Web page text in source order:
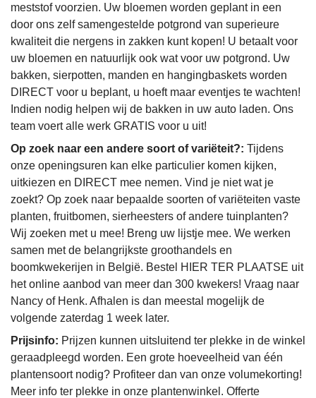
meststof voorzien. Uw bloemen worden geplant in een
door ons zelf samengestelde potgrond van superieure
kwaliteit die nergens in zakken kunt kopen! U betaalt voor
uw bloemen en natuurlijk ook wat voor uw potgrond. Uw
bakken, sierpotten, manden en hangingbaskets worden
DIRECT voor u beplant, u hoeft maar eventjes te wachten!
Indien nodig helpen wij de bakken in uw auto laden. Ons
team voert alle werk GRATIS voor u uit!
Op zoek naar een andere soort of variëteit?: Tijdens
onze openingsuren kan elke particulier komen kijken,
uitkiezen en DIRECT mee nemen. Vind je niet wat je
zoekt? Op zoek naar bepaalde soorten of variëteiten vaste
planten, fruitbomen, sierheesters of andere tuinplanten?
Wij zoeken met u mee! Breng uw lijstje mee. We werken
samen met de belangrijkste groothandels en
boomkwekerijen in België. Bestel HIER TER PLAATSE uit
het online aanbod van meer dan 300 kwekers! Vraag naar
Nancy of Henk. Afhalen is dan meestal mogelijk de
volgende zaterdag 1 week later.
Prijsinfo: Prijzen kunnen uitsluitend ter plekke in de winkel
geraadpleegd worden. Een grote hoeveelheid van één
plantensoort nodig? Profiteer dan van onze volumekorting!
Meer info ter plekke in onze plantenwinkel. Offerte